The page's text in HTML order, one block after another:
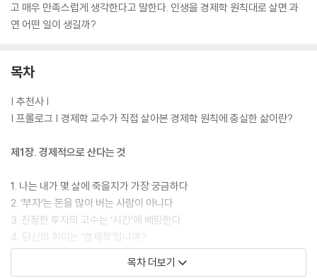
고 매우 만족스럽게 생각한다고 말한다. 인생을 경제학 원칙대로 살면 과
연 어떤 일이 생길까?
목차
| 추천사 |
| 프롤로그 | 경제학 교수가 직접 살아본 경제학 원칙에 충실한 삶이란?
제1장. 경제적으로 산다는 것
1. 나는 내가 몇 살에 죽을지가 가장 궁금하다
2. ‘부자’는 돈을 많이 버는 사람이 아니다
3. 진정한 투자의 고수는 ‘시간’에 베팅한다
4. 당신의 취미는 ‘경제적’입니까?
5. 경제적 생활의 시작, 가계부 쓰기
6. ‘무리 짓기’ 말고 ‘머리 쓰기’를 하라
목차 더보기